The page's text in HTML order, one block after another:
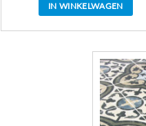
IN WINKELWAGEN